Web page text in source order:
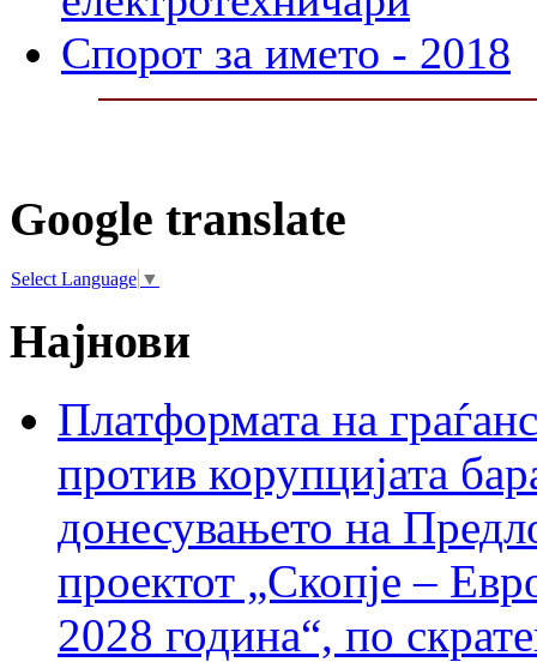
Спорот за името - 2018
Google translate
Select Language ▼
Најнови
Платформата на
против корупцијата
донесувањето на
проектот „Скопје –
2028 година“, по